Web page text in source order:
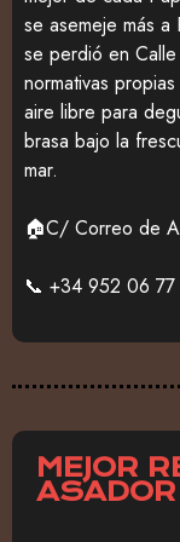
se asemeje más
se perdió en
normativas
aire libre para
brasa bajo la
mar.
🏠C/ Correo de
📞 +34 952 06 77
MEJOR
ASADOR